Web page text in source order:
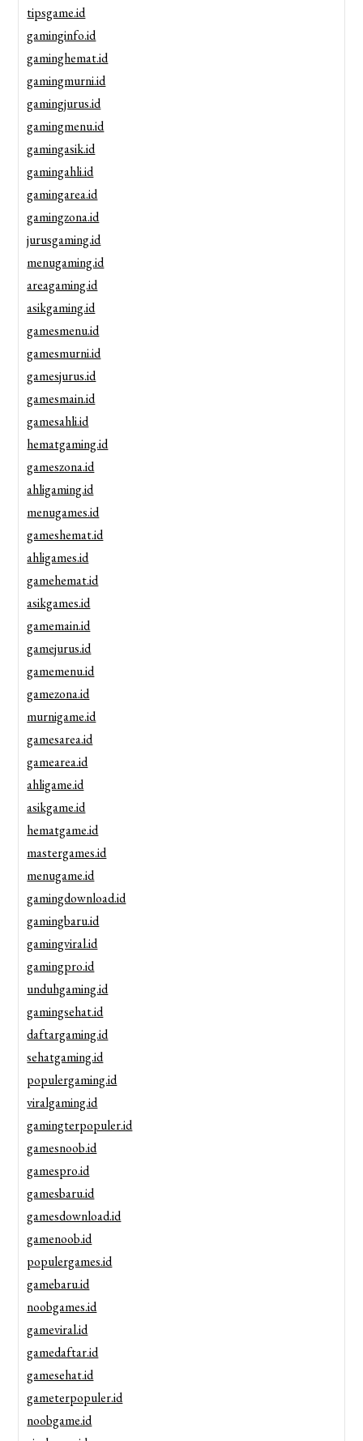
tipsgame.id
gaminginfo.id
gaminghemat.id
gamingmurni.id
gamingjurus.id
gamingmenu.id
gamingasik.id
gamingahli.id
gamingarea.id
gamingzona.id
jurusgaming.id
menugaming.id
areagaming.id
asikgaming.id
gamesmenu.id
gamesmurni.id
gamesjurus.id
gamesmain.id
gamesahli.id
hematgaming.id
gameszona.id
ahligaming.id
menugames.id
gameshemat.id
ahligames.id
gamehemat.id
asikgames.id
gamemain.id
gamejurus.id
gamemenu.id
gamezona.id
murnigame.id
gamesarea.id
gamearea.id
ahligame.id
asikgame.id
hematgame.id
mastergames.id
menugame.id
gamingdownload.id
gamingbaru.id
gamingviral.id
gamingpro.id
unduhgaming.id
gamingsehat.id
daftargaming.id
sehatgaming.id
populergaming.id
viralgaming.id
gamingterpopuler.id
gamesnoob.id
gamespro.id
gamesbaru.id
gamesdownload.id
gamenoob.id
populergames.id
gamebaru.id
noobgames.id
gameviral.id
gamedaftar.id
gamesehat.id
gameterpopuler.id
noobgame.id